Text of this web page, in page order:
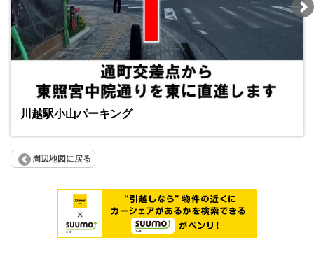
川越駅小山パーキング
周辺地図に戻る